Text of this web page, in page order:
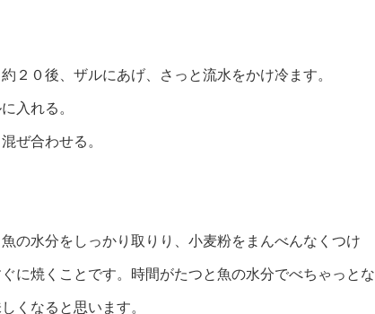
０後、ザルにあげ、さっと流水をかけ冷ます。
入れる。
ぜ合わせる。
の水分をしっかり取りり、小麦粉をまんべんなくつけ
に焼くことです。時間がたつと魚の水分でべちゃっとな
くなると思います。